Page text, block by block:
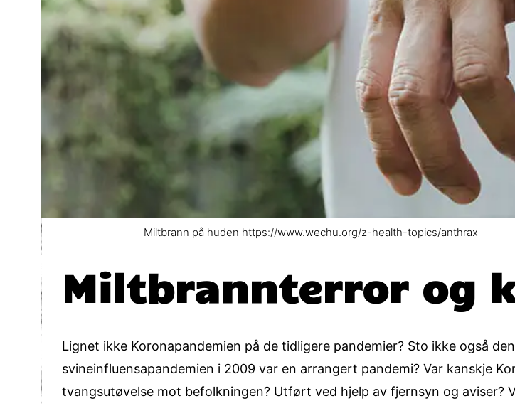
Miltbrann på huden https://www.wechu.org/z-health-topics/anthrax
Miltbrannterror og
Lignet ikke Koronapandemien på de tidligere pandemier? Sto ikke også
svineinfluensapandemien i 2009 var en arrangert pandemi? Var kanskje
tvangsutøvelse mot befolkningen? Utført ved hjelp av fjernsyn og aviser?